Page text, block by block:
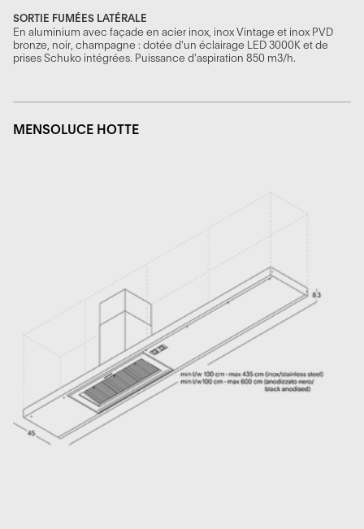
SORTIE FUMÉES LATÉRALE
En aluminium avec façade en acier inox, inox Vintage et inox PVD
bronze, noir, champagne : dotée d'un éclairage LED 3000K et de
prises Schuko intégrées. Puissance d'aspiration 850 m3/h.
MENSOLUCE HOTTE